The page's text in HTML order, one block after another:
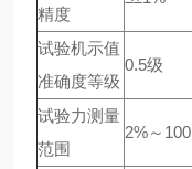
精度
试验机示值
准确度等级
0.5级
试验力测量
范围
2%～100